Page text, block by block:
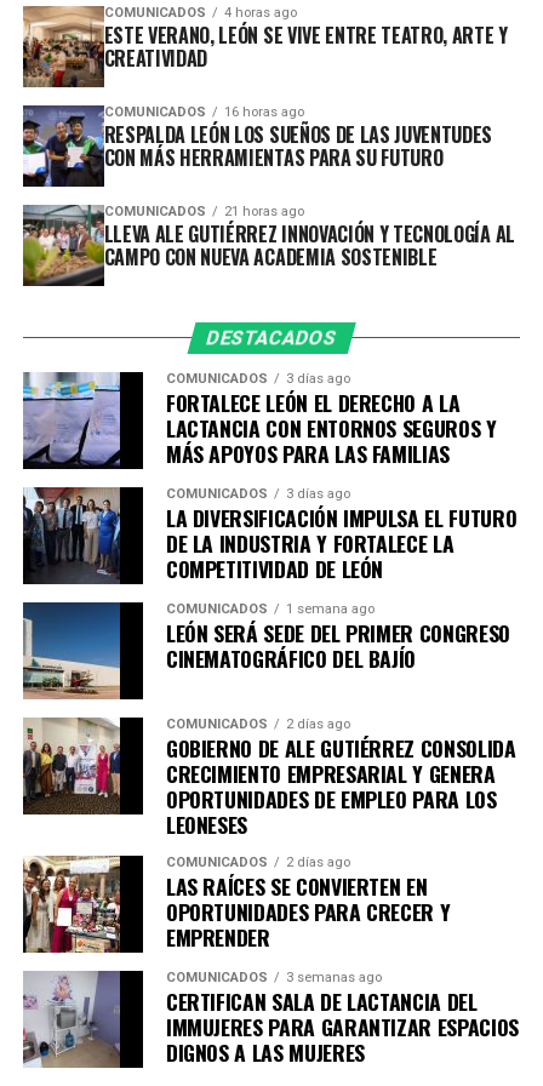
un modelo de campo escuela de acceso abierto, donde
las y los participantes podrán formarse, experimentar y
desarrollar proyectos relacionados con las necesidades y
oportunidades que existen en la zona rural.
Entre los temas de formación se encuentran la
producción de bioinsumos y fertilización orgánica,
sistemas de hidroponía y acuaponía, energías
renovables, biodigestores, transformación
agroindustrial, comercialización y acceso a mercados.
Con estas herramientas, quienes ya cuentan con un
producto, proyecto o emprendimiento podrán
incorporar tecnología, mejorar sus procesos, elevar su
productividad y encontrar nuevas alternativas para
comercializar sus productos, generando beneficios
económicos y sociales para sus comunidades.
Esta nueva sede complementa el trabajo de la primera
Academia de Emprendimiento, enfocada principalmente
en empleabilidad, desarrollo de habilidades para el
trabajo y autoempleo.
Con ello, el Municipio cuenta ahora con dos academias
en operación, mientras que la nueva sede se especializa
en sostenibilidad, innovación, agroindustria y
tecnologías aplicadas al campo, así lo destacó Adriana
Ruiz Pérez, encargada de despacho de la dirección
general de Innovación.
“Está segunda academia tiene ahora una vocación en
innovación y sostenibilidad; la primera abrió sus
puertas hace un año y fue enfocada en fortalecer
habilidades de empleo, autoempleo y
competitividad. Hoy, tiene enfoque y una
especialidad en temas agro, en la industria, en la
biotecnología, en las tecnologías limpias y sobre
todo en la economía circular”, explicó.
COMUNICADOS 4 horas ago
ESTE VERANO, LEÓN SE VIVE ENTRE TEATRO, ARTE Y
CREATIVIDAD
COMUNICADOS 16 horas ago
RESPALDA LEÓN LOS SUEÑOS DE LAS JUVENTUDES
CON MÁS HERRAMIENTAS PARA SU FUTURO
COMUNICADOS 21 horas ago
LLEVA ALE GUTIÉRREZ INNOVACIÓN Y TECNOLOGÍA AL
CAMPO CON NUEVA ACADEMIA SOSTENIBLE
DESTACADOS
COMUNICADOS 3 días ago
FORTALECE LEÓN EL DERECHO A LA
LACTANCIA CON ENTORNOS SEGUROS Y
MÁS APOYOS PARA LAS FAMILIAS
COMUNICADOS 3 días ago
LA DIVERSIFICACIÓN IMPULSA EL FUTURO
DE LA INDUSTRIA Y FORTALECE LA
COMPETITIVIDAD DE LEÓN
COMUNICADOS 1 semana ago
LEÓN SERÁ SEDE DEL PRIMER CONGRESO
CINEMATOGRÁFICO DEL BAJÍO
COMUNICADOS 2 días ago
GOBIERNO DE ALE GUTIÉRREZ CONSOLIDA
CRECIMIENTO EMPRESARIAL Y GENERA
OPORTUNIDADES DE EMPLEO PARA LOS
LEONESES
COMUNICADOS 2 días ago
LAS RAÍCES SE CONVIERTEN EN
OPORTUNIDADES PARA CRECER Y
EMPRENDER
COMUNICADOS 3 semanas ago
CERTIFICAN SALA DE LACTANCIA DEL
IMMUJERES PARA GARANTIZAR ESPACIOS
DIGNOS A LAS MUJERES